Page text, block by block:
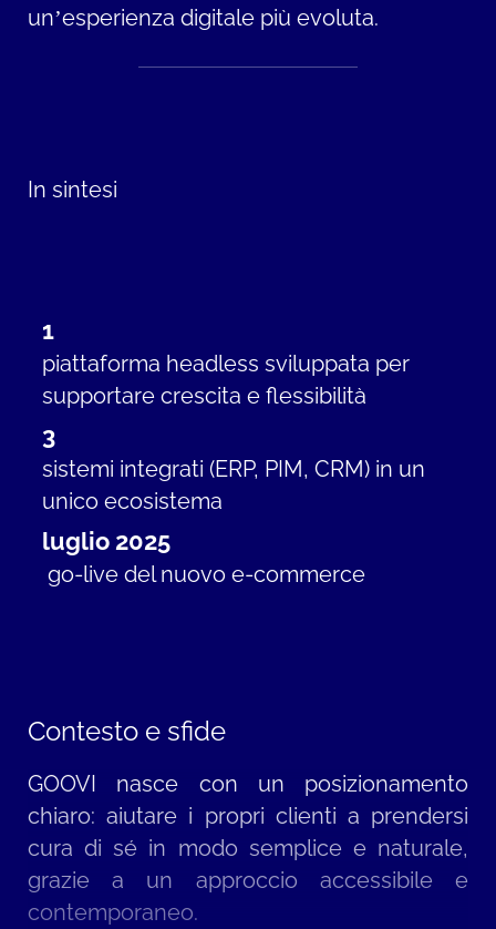
un’esperienza digitale più evoluta.
In sintesi
1
piattaforma headless sviluppata per
supportare crescita e flessibilità
3
sistemi integrati (ERP, PIM, CRM) in un
unico ecosistema
luglio 2025
go-live del nuovo e-commerce
Contesto e sfide
GOOVI nasce con un posizionamento
chiaro: aiutare i propri clienti a prendersi
cura di sé in modo semplice e naturale,
grazie a un approccio accessibile e
contemporaneo.